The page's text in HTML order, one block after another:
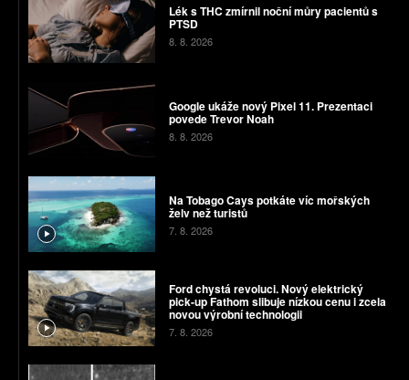
Lék s THC zmírnil noční můry pacientů s
PTSD
8. 8. 2026
Google ukáže nový Pixel 11. Prezentaci
povede Trevor Noah
8. 8. 2026
Na Tobago Cays potkáte víc mořských
želv než turistů
7. 8. 2026
Ford chystá revoluci. Nový elektrický
pick-up Fathom slibuje nízkou cenu i zcela
novou výrobní technologii
7. 8. 2026